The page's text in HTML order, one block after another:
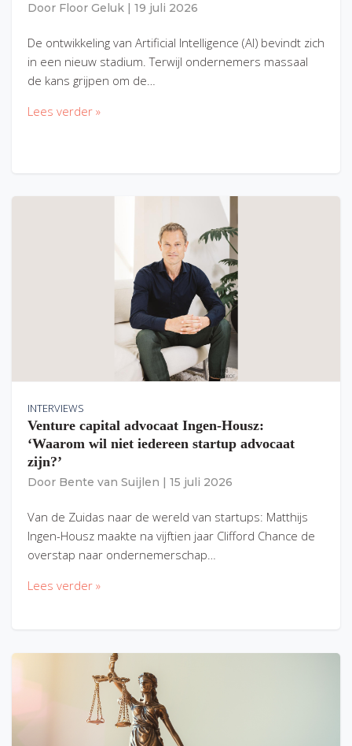
Door Floor Geluk 19 juli 2026
De ontwikkeling van Artificial Intelligence (AI) bevindt zich
in een nieuw stadium. Terwijl ondernemers massaal
de kans grijpen om de…
Lees verder »
INTERVIEWS
Venture capital advocaat Ingen-Housz:
‘Waarom wil niet iedereen startup advocaat
zijn?’
Door Bente van Suijlen 15 juli 2026
Van de Zuidas naar de wereld van startups: Matthijs
Ingen-Housz maakte na vijftien jaar Clifford Chance de
overstap naar ondernemerschap…
Lees verder »